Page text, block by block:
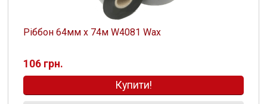
Ріббон 64мм х 74м W4081 Wax
106 грн.
Купити!